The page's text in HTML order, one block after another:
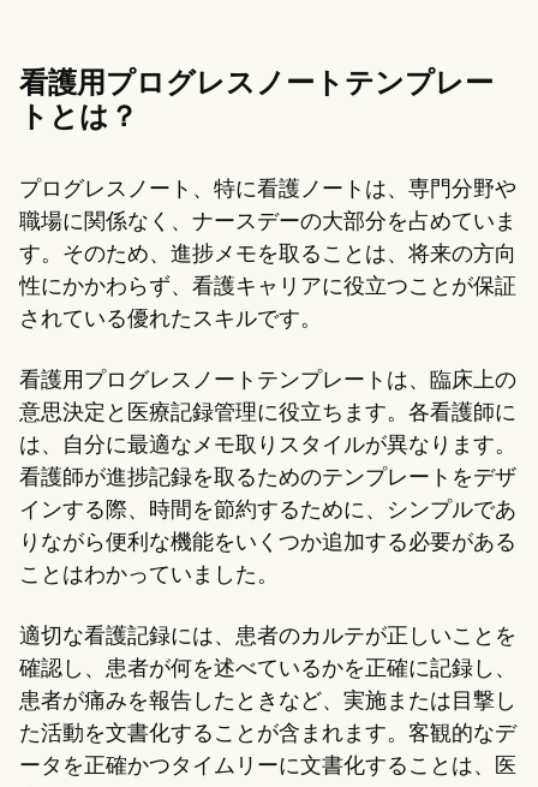
Demos
Training Hub
Webinars
Pricing
Why Carepatron?
Login
Get started
看護用プログレスノートテンプレー
トとは？
プログレスノート、特に看護ノートは、専門分野や
職場に関係なく、ナースデーの大部分を占めていま
す。そのため、進捗メモを取ることは、将来の方向
性にかかわらず、看護キャリアに役立つことが保証
されている優れたスキルです。
看護用プログレスノートテンプレートは、臨床上の
意思決定と医療記録管理に役立ちます。各看護師に
は、自分に最適なメモ取りスタイルが異なります。
看護師が進捗記録を取るためのテンプレートをデザ
インする際、時間を節約するために、シンプルであ
りながら便利な機能をいくつか追加する必要がある
ことはわかっていました。
適切な看護記録には、患者のカルテが正しいことを
確認し、患者が何を述べているかを正確に記録し、
患者が痛みを報告したときなど、実施または目撃し
た活動を文書化することが含まれます。客観的なデ
ータを正確かつタイムリーに文書化することは、医